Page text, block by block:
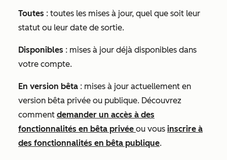
Toutes : toutes les mises à jour, quel que soit leur
statut ou leur date de sortie.
Disponibles : mises à jour déjà disponibles dans
votre compte.
En version bêta : mises à jour actuellement en
version bêta privée ou publique. Découvrez
comment demander un accès à des
fonctionnalités en bêta privée ou vous inscrire à
des fonctionnalités en bêta publique.